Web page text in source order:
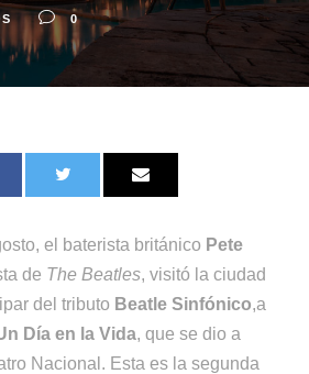
0
el baterista británico Pete
de The Beatles, visitó la ciudad
del tributo Beatle Sinfónico,a
Día en la Vida, que se dio a
Nacional. Esta es la segunda